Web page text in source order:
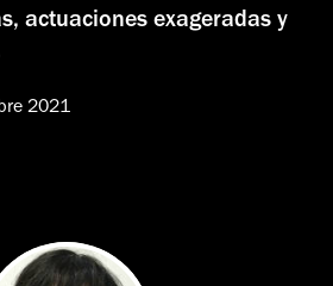
actuaciones exageradas y
2021